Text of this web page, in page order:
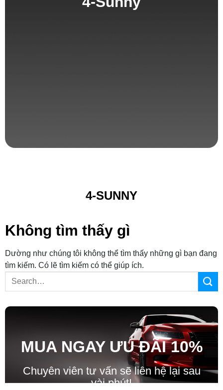
4-SUNNY
Không tìm thấy gì
Dường như chúng tôi không thể tìm thấy những gì bạn đang
tìm kiếm. Có lẽ tìm kiếm có thể giúp ích.
MUA NGAY ƯU ĐÃI10%
Chuyên viên tư vấn sẽ liên hệ lại sau
vài phút!